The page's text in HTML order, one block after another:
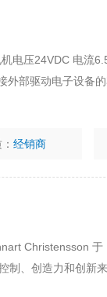
电压24VDC 电流
部驱动电子设备的
：经销商
Christensson
、创造力和创新来